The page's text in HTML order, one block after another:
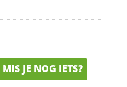
MIS JE NOG IETS?